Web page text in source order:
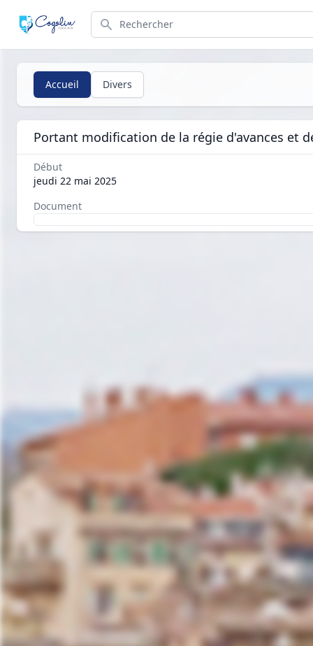
Search
Accueil Divers
Portant modification de la régie d'avances et
Début
jeudi 22 mai 2025
Document